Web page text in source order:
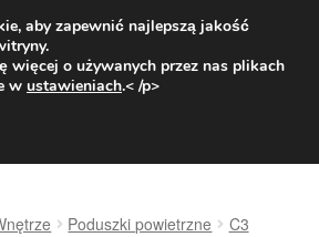
od 31 zł
16:00800 003 167
Poduszki powietrzne
C3
aby zapewnić najlepszą jakość
więcej o używanych przez nas plikach
w ustawieniach.< /p>